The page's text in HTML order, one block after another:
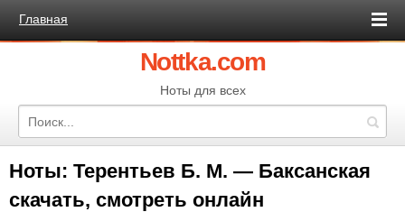
Главная
Nottka.com
Ноты для всех
Ноты: Терентьев Б. М. — Баксанская
скачать, смотреть онлайн